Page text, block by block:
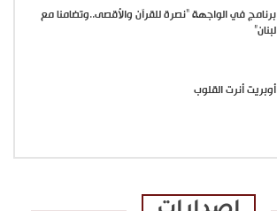
برنامج في الواجهة “نصرة للقرآن والأقصى..وتضامنا مع
لبنان”
أوبريت أنرت القلوب